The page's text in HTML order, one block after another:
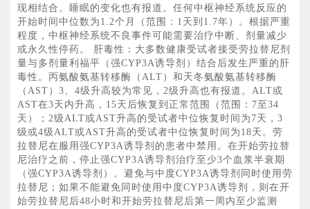
现相结合。睡眠的变化也有报道。任何中枢神经系统反应的
开始时间中位数为1.2个月（范围：1天到1.7年）。根据严重
程度，中枢神经系统不良事件可能需要治疗中断、剂量减少
或永久性停药。 肝毒性：大多数健康受试者接受劳拉替尼剂
量与多剂量利福平（强CYP3A诱导剂）结合后发生严重的肝
毒性。丙氨酸氨基转移酶（ALT）和天冬氨酸氨基转移酶
（AST）3、4级升高较为常见，2级升高也有报道。ALT或
AST在3天内升高，15天后恢复到正常范围（范围：7至34
天）；2级ALT或AST升高的受试者中位恢复时间为7天，3
级或4级ALT或AST升高的受试者中位恢复时间为18天。劳
拉替尼在服用强CYP3A诱导剂的患者中禁用。在开始劳拉替
尼治疗之前，停止强CYP3A诱导剂治疗至少3个血浆半衰期
（强CYP3A诱导剂）。避免与中度CYP3A诱导剂同时使用劳
拉替尼；如果不能避免同时使用中度CYP3A诱导剂，则在开
始劳拉替尼后48小时和开始劳拉替尼后第一周内至少监测